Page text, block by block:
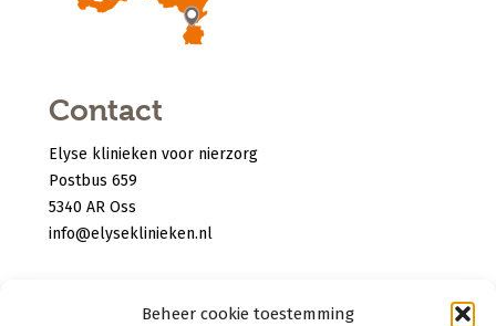
Beheer cookie toestemming
Contact
Elyse klinieken voor nierzorg
Postbus 659
5340 AR Oss
info@elyseklinieken.nl